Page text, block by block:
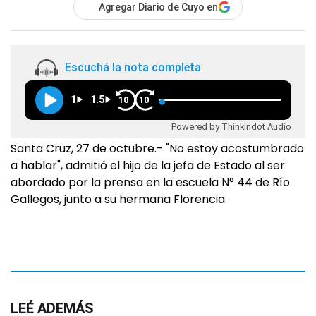
Agregar Diario de Cuyo en
Escuchá la nota completa
1 1.5 10 10
Powered by Thinkindot Audio
Santa Cruz, 27 de octubre.- "No estoy acostumbrado
a hablar", admitió el hijo de la jefa de Estado al ser
abordado por la prensa en la escuela N° 44 de Río
Gallegos, junto a su hermana Florencia.
LEÉ ADEMÁS